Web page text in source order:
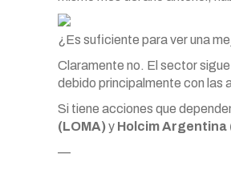
¿Es suficiente para ver una
Claramente no. El sector
debido principalmente con las
Si tiene acciones que
(LOMA)y Holcim Argentina
—